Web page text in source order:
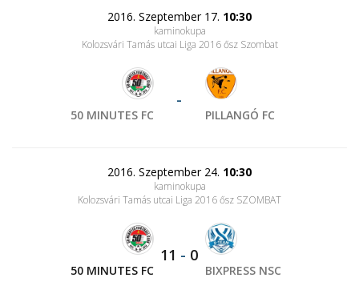
2016. Szeptember 17. 10:30
kaminokupa
Kolozsvári Tamás utcai Liga 2016 ősz Szombat
50 MINUTES FC
-
PILLANGÓ FC
2016. Szeptember 24. 10:30
kaminokupa
Kolozsvári Tamás utcai Liga 2016 ősz SZOMBAT
50 MINUTES FC
11 - 0
BIXPRESS NSC